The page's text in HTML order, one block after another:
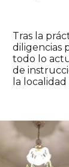
Tras la
diligencias
todo lo
de
la